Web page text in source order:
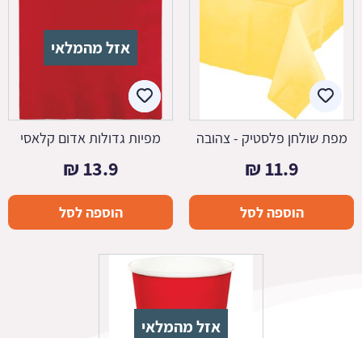
מפת שולחן פלסטיק - צהובה
11.9
₪
הוספה לסל
אזל מהמלאי
מפיות גדולות אדום קלאסי
13.9
₪
הוספה לסל
אזל מהמלאי